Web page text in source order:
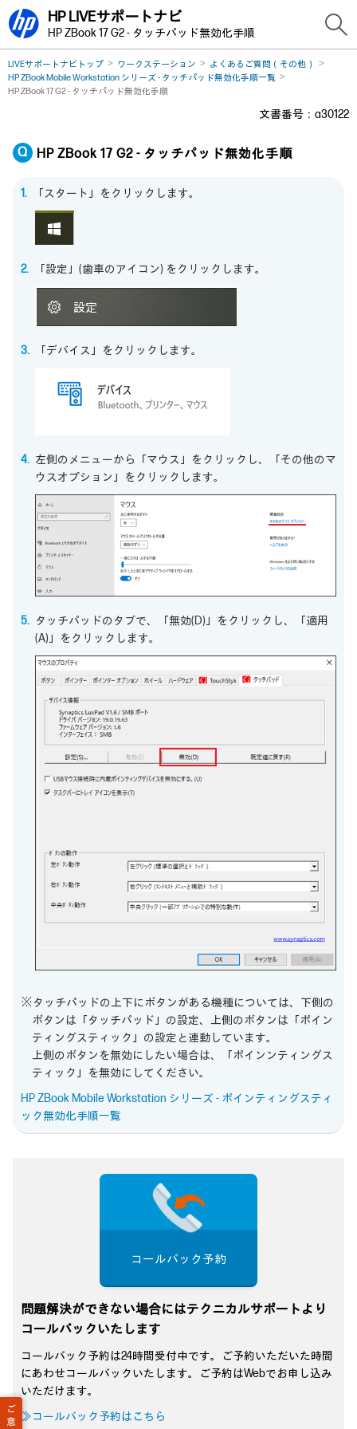
HP LIVEサポートナビ
HP ZBook 17 G2 - タッチパッド無効化手順
LIVEサポートナビトップ ワークステーション
よくあるご質問（その他）
HP ZBook Mobile Workstation シリーズ - タッチパッド無効化手順一覧
HP ZBook 17 G2 - タッチパッド無効化手順
文書番号：a30122
HP ZBook 17 G2 - タッチパッド無効化手順
「スタート」をクリックします。
「設定」(歯車のアイコン) をクリックします。
「デバイス」をクリックします。
左側のメニューから「マウス」をクリックし、「その他のマ
ウスオプション」をクリックします。
タッチパッドのタブで、「無効(D)」をクリックし、「適用
(A)」をクリックします。
※タッチパッドの上下にボタンがある機種については、下側の
ボタンは「タッチパッド」の設定、上側のボタンは「ポイン
ティングスティック」の設定と連動しています。
上側のボタンを無効にしたい場合は、「ポインンティングス
ティック」を無効にしてください。
HP ZBook Mobile Workstation シリーズ - ポインティングスティ
ック無効化手順一覧
ご
意
コールバック予約
問題解決ができない場合にはテクニカルサポートより
コールバックいたします
コールバック予約は24時間受付中です。ご予約いただいた時間
にあわせコールバックいたします。ご予約はWebでお申し込み
いただけます。
≫コールバック予約はこちら